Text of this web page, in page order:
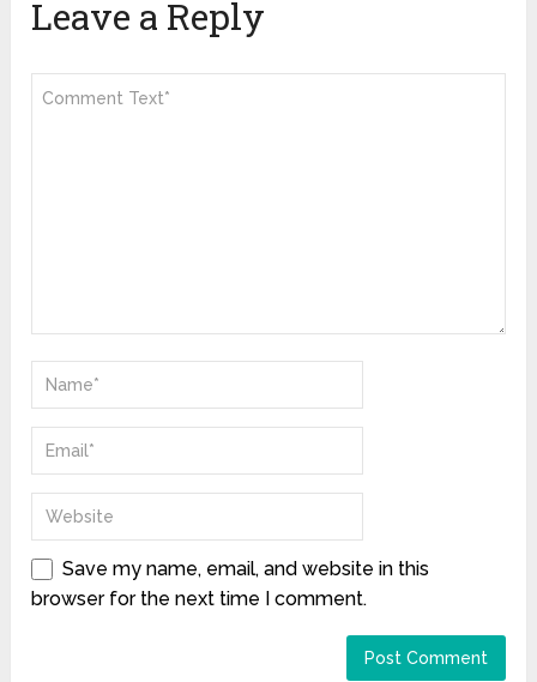
Leave a Reply
Save my name, email, and website in this
browser for the next time I comment.